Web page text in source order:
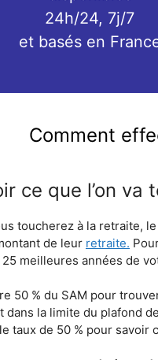
24h/24, 7j/7
et basés en
Comment
ce que l’on va
toucherez à la retraite,
de leur retraite.
meilleures années de
50 % du SAM pour
la limite du plafond
taux de 50 % pour